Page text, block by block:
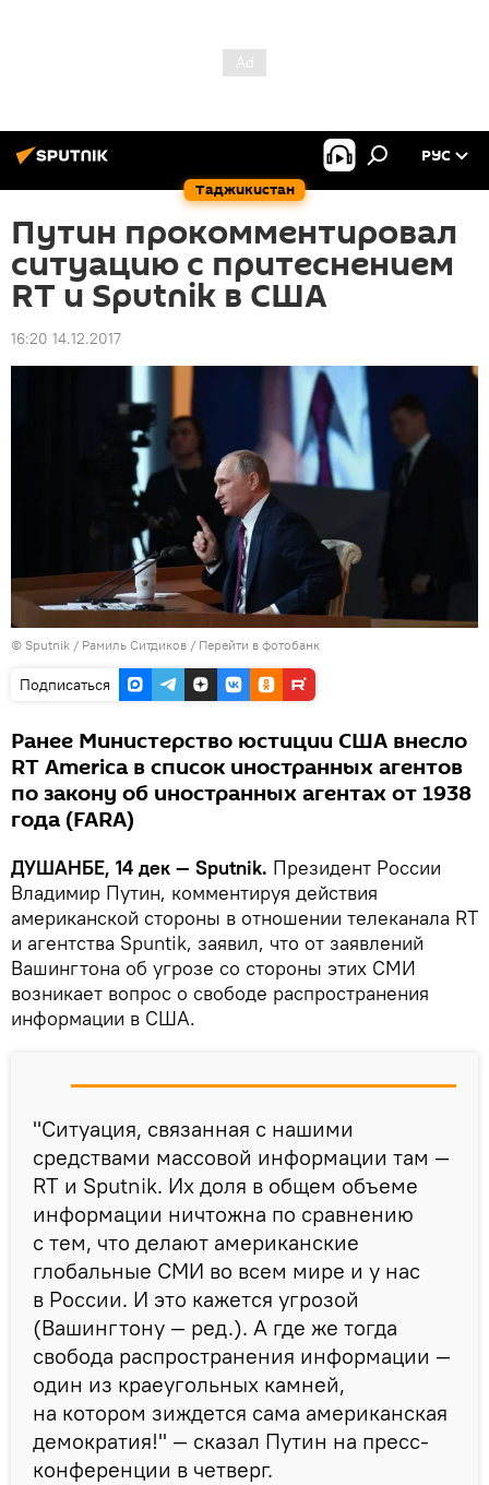
Таджикистан
РУС
Путин прокомментировал
ситуацию с притеснением
RT и Sputnik в США
16:20 14.12.2017
© Sputnik / Рамиль Ситдиков / Перейти в фотобанк
Подписаться
Ранее Министерство юстиции США внесло
RT America в список иностранных агентов
по закону об иностранных агентах от 1938
года (FARA)
ДУШАНБЕ, 14 дек — Sputnik. Президент России
Владимир Путин, комментируя действия
американской стороны в отношении телеканала RT
и агентства Spuntik, заявил, что от заявлений
Вашингтона об угрозе со стороны этих СМИ
возникает вопрос о свободе распространения
информации в США.
"Ситуация, связанная с нашими
средствами массовой информации там —
RT и Sputnik. Их доля в общем объеме
информации ничтожна по сравнению
с тем, что делают американские
глобальные СМИ во всем мире и у нас
в России. И это кажется угрозой
(Вашингтону — ред.). А где же тогда
свобода распространения информации —
один из краеугольных камней,
на котором зиждется сама американская
демократия!" — сказал Путин на пресс-
конференции в четверг.